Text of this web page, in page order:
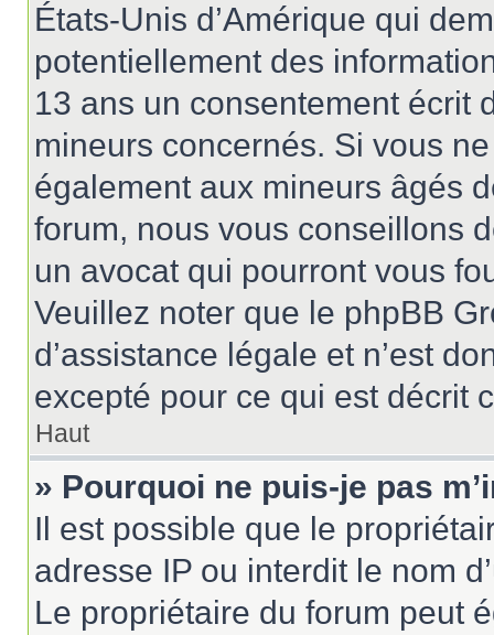
États-Unis d’Amérique qui
potentiellement des
13 ans un consentement écrit
mineurs concernés. Si vous
également aux mineurs âgés
forum, nous vous conseillons
un avocat qui pourront vous
Veuillez noter que le phpBB
d’assistance légale et n’est
excepté pour ce qui est décrit
Haut
» Pourquoi ne puis-je pas
Il est possible que le
adresse IP ou interdit le nom
Le propriétaire du forum peut